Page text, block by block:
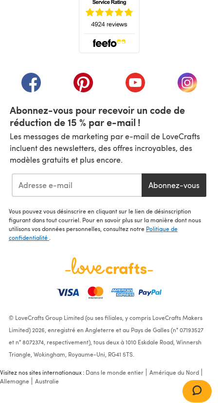
(s'ouvre dans un nouvel onglet)
(s'ouvre dans un nouvel onglet)
(s'ouvre dans un(s'ouvre
Abonnez-vous pour recevoir un code de
réduction de 15 % par e-mail !
Les messages de marketing par e-mail de LoveCrafts
incluent des newsletters, des offres incroyables, des
modèles gratuits et plus encore.
Abonnez-vous
Vous pouvez vous désinscrire en cliquant sur le lien de désinscription
figurant dans tout courriel. Pour en savoir plus sur la manière dont nous
utilisons vos données personnelles, consultez notre Politique de
confidentialité .
© LoveCrafts Group Limited (ou ses filiales, y compris LoveCrafts Makers
Limited) 2026, enregistré en Angleterre et au Pays de Galles (n° 07193527
et n° 8072374, respectivement), tous deux à 1010 Eskdale Road, Winnersh
Triangle, Wokingham, Royaume-Uni, RG41 5TS.
Visitez nos sites internationaux : Dans le monde entier
Amérique du Nord
Allemagne
Australie